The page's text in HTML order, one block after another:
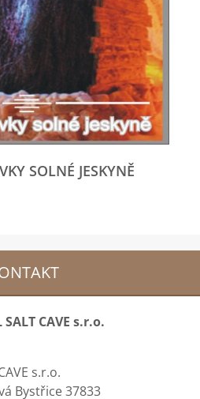
SOLNÉ JESKYNĚ
SALT CAVE s.r.o.
s.r.o.
Bystřice 37833